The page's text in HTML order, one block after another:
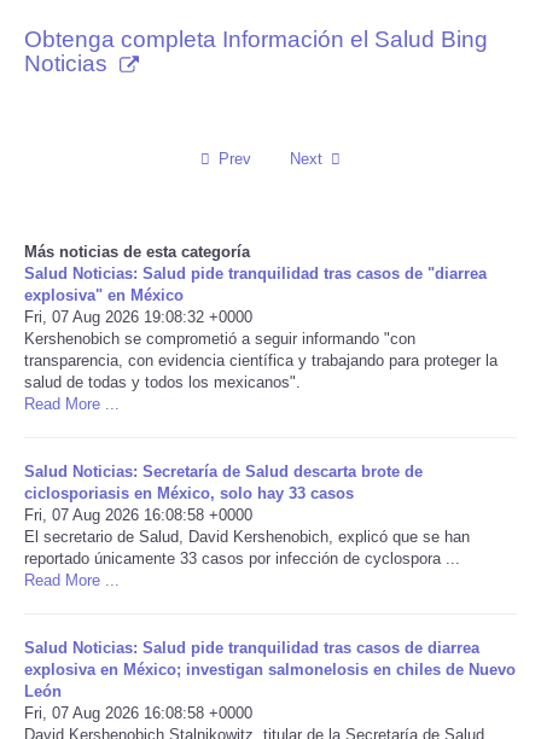
Politics
Science
Social
Sports
Travel
USA
NOTICIAS
Portada de Noticias
Obtenga completa Información el Salud Bing
Noticias
Prev Next
Más noticias de esta categoría
Salud Noticias: Salud pide tranquilidad tras casos de "diarrea
explosiva" en México
Fri, 07 Aug 2026 19:08:32 +0000
Kershenobich se comprometió a seguir informando "con
transparencia, con evidencia científica y trabajando para proteger la
salud de todas y todos los mexicanos".
Read More ...
Salud Noticias: Secretaría de Salud descarta brote de
ciclosporiasis en México, solo hay 33 casos
Fri, 07 Aug 2026 16:08:58 +0000
El secretario de Salud, David Kershenobich, explicó que se han
reportado únicamente 33 casos por infección de cyclospora ...
Read More ...
Salud Noticias: Salud pide tranquilidad tras casos de diarrea
explosiva en México; investigan salmonelosis en chiles de Nuevo
León
Fri, 07 Aug 2026 16:08:58 +0000
David Kershenobich Stalnikowitz, titular de la Secretaría de Salud